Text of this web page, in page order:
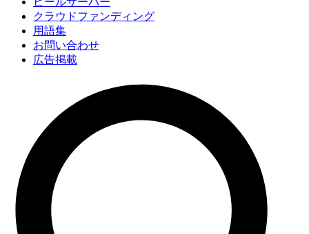
クラウドファンディング
用語集
お問い合わせ
広告掲載